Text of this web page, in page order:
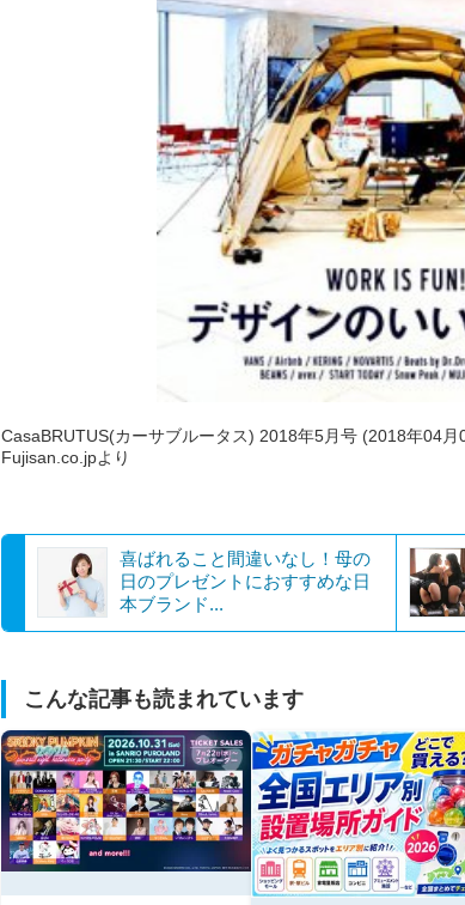
CasaBRUTUS(カーサブルータス) 2018年5月号 (2018年04月
Fujisan.co.jpより
喜ばれること間違いなし！母の
日のプレゼントにおすすめな日
本ブランド...
こんな記事も読まれています